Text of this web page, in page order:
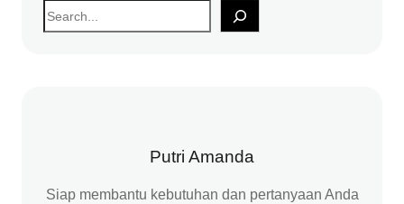
S
e
Putri Amanda
Siap membantu kebutuhan dan pertanyaan Anda